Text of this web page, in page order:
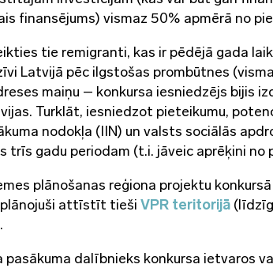
finansējums) vismaz 50% apmērā no
tie remigranti, kas ir pēdējā gada
Latvijā pēc ilgstošas prombūtnes
maiņu – konkursa iesniedzējs bijis
Turklāt, iesniedzot pieteikumu,
nodokļa (IIN) un valsts sociālās
trīs gadu periodam (t.i. jāveic aprēķini
plānošanas reģiona projektu
plānojuši attīstīt tieši VPR teritorijā
dalībnieks konkursa ietvaros